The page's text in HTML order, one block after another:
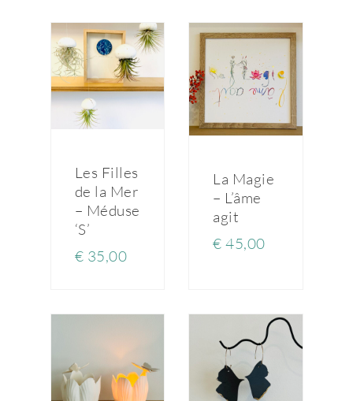
Les Filles
de la Mer
– Méduse
‘S’
€ 35,00
La Magie
– L’âme
agit
€ 45,00